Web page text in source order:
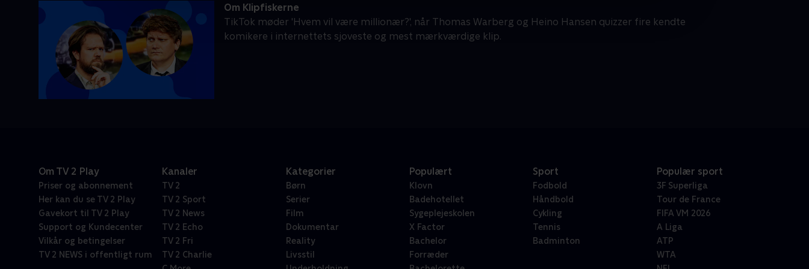
Om Klipfiskerne
TikTok møder 'Hvem vil være millionær?', når Thomas Warberg og Heino Hansen quizzer fire kendte
komikere i internettets sjoveste og mest mærkværdige klip.
Om TV 2 Play
Priser og abonnement
Her kan du se TV 2 Play
Gavekort til TV 2 Play
Support og Kundecenter
Vilkår og betingelser
TV 2 NEWS i offentligt rum
Kanaler
TV 2
TV 2 Sport
TV 2 News
TV 2 Echo
TV 2 Fri
TV 2 Charlie
Kategorier
Børn
Serier
Film
Dokumentar
Reality
Livsstil
Populært
Klovn
Badehotellet
Sygeplejeskolen
X Factor
Bachelor
Forræder
Sport
Fodbold
Håndbold
Cykling
Tennis
Badminton
Populær sport
3F Superliga
Tour de France
FIFA VM 2026
A Liga
ATP
WTA